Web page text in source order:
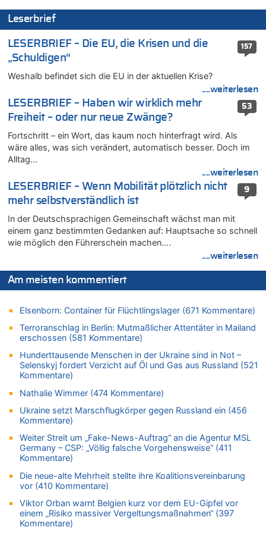
06.08.2026 - 12:13 von Hugo Egon Bernhard von Sinnen zu
Zweite Hitzewelle in diesem Sommer ist jetzt amtlich
06.08.2026 - 12:08 von Medium zu
Frau hörte Stimmen aus Haus des verstorbenen Nachbarn
06.08.2026 - 11:52 von Hubert F. zu
Zweite Hitzewelle in diesem Sommer ist jetzt amtlich
Zweite Hitzewelle in diesem Sommer ist jetzt amtlich
06.08.2026 - 11:42 von Willi Müller zu
Eschweiler: 16-Jähriger soll seine Oma ermordet haben
06.08.2026 - 11:35 von ne Hondsjong zu
Zweite Hitzewelle in diesem Sommer ist jetzt amtlich
06.08.2026 - 11:11 von Dax zu
Wie kam es zur Ceuta-Krise?
Wasserstand des Rheins in NRW so niedrig wie noch nie
06.08.2026 - 10:34 von Ostbelgien Direkt zu
Tessa Wullaert knackt die 100-Tore-Marke für die Red Flames
Zweite Hitzewelle in diesem Sommer ist jetzt amtlich
Wasserstand des Rheins in NRW so niedrig wie noch nie
06.08.2026 - 10:17 von Richtig zu
Wasserstand des Rheins in NRW so niedrig wie noch nie
06.08.2026 - 10:16 von Dax zu
Wasserstand des Rheins in NRW so niedrig wie noch nie
06.08.2026 - 10:09 von Dax zu
Zweite Hitzewelle in diesem Sommer ist jetzt amtlich
06.08.2026 - 10:02 von Soso zu
Aachen ab 11. August wieder Mekka des Pferdesports –
Belgien setzt bei Reit-WM auf starke Springreiter
06.08.2026 - 09:22 von Zuhörer zu
Wasserstand des Rheins in NRW so niedrig wie noch nie
06.08.2026 - 09:13 von 5/11 zu
Wasserstand des Rheins in NRW so niedrig wie noch nie
06.08.2026 - 09:05 von 5/11 zu
Mehrere Menschen in Londons City niedergestochen
Leserbrief
157
LESERBRIEF – Die EU, die Krisen und die
„Schuldigen“
Weshalb befindet sich die EU in der aktuellen Krise?
....weiterlesen
53
LESERBRIEF – Haben wir wirklich mehr
Freiheit – oder nur neue Zwänge?
Fortschritt – ein Wort, das kaum noch hinterfragt wird. Als
wäre alles, was sich verändert, automatisch besser. Doch im
Alltag…
....weiterlesen
9
LESERBRIEF – Wenn Mobilität plötzlich nicht
mehr selbstverständlich ist
In der Deutschsprachigen Gemeinschaft wächst man mit
einem ganz bestimmten Gedanken auf: Hauptsache so schnell
wie möglich den Führerschein machen….
....weiterlesen
Am meisten kommentiert
Elsenborn: Container für Flüchtlingslager (671 Kommentare)
Terroranschlag in Berlin: Mutmaßlicher Attentäter in Mailand
erschossen (581 Kommentare)
Hunderttausende Menschen in der Ukraine sind in Not –
Selenskyj fordert Verzicht auf Öl und Gas aus Russland (521
Kommentare)
Nathalie Wimmer (474 Kommentare)
Ukraine setzt Marschflugkörper gegen Russland ein (456
Kommentare)
Weiter Streit um „Fake-News-Auftrag“ an die Agentur MSL
Germany – CSP: „Völlig falsche Vorgehensweise“ (411
Kommentare)
Die neue-alte Mehrheit stellte ihre Koalitionsvereinbarung
vor (410 Kommentare)
Viktor Orban warnt Belgien kurz vor dem EU-Gipfel vor
einem „Risiko massiver Vergeltungsmaßnahmen“ (397
Kommentare)